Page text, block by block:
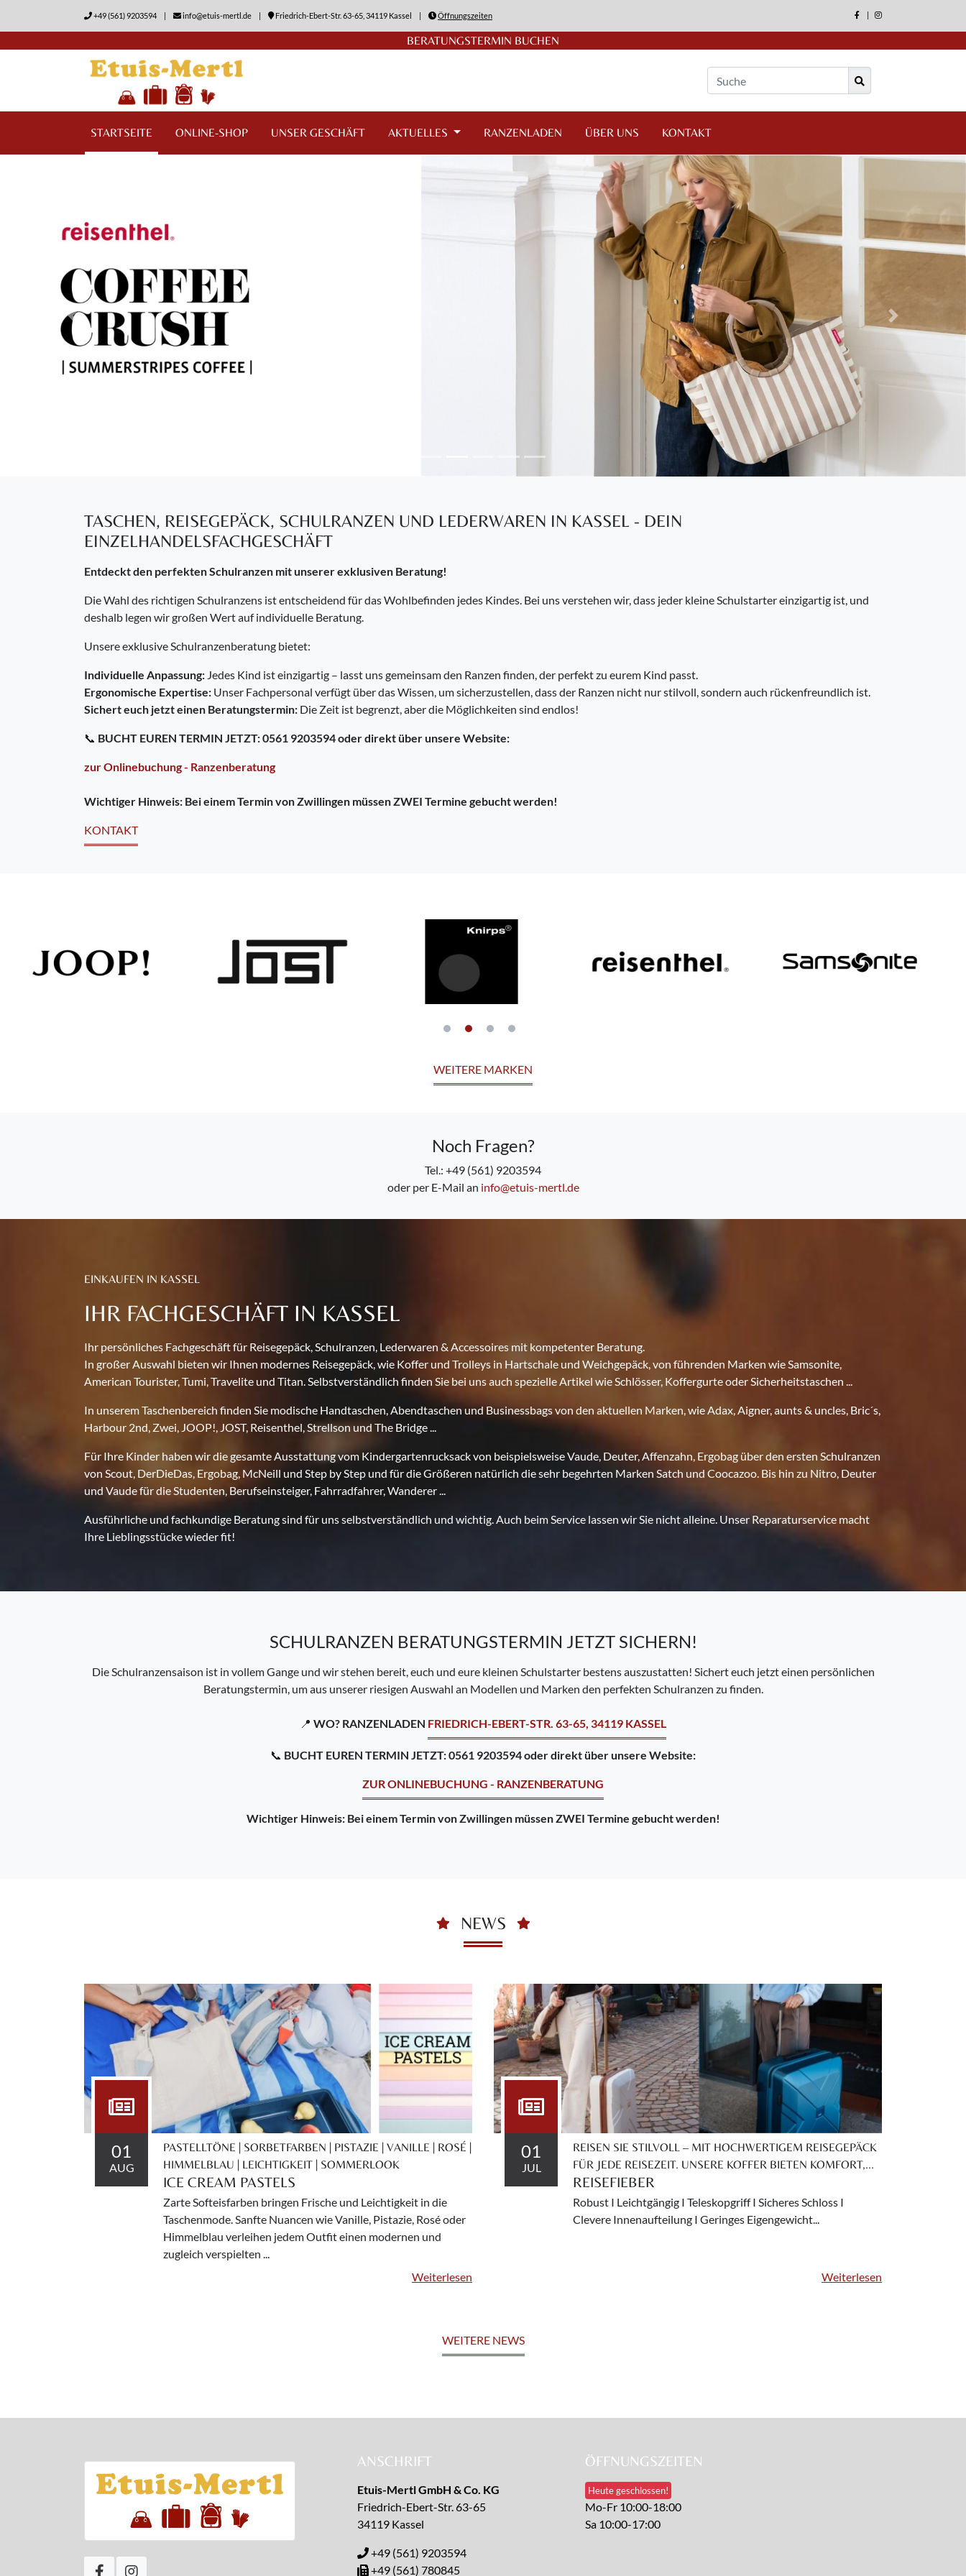
+49 (561) 9203594 | info@etuis-mertl.de | Friedrich-Ebert-Str. 63-65, 34119 Kassel | Öffnungszeiten |
BERATUNGSTERMIN BUCHEN
STARTSEITE ONLINE-SHOP UNSER GESCHÄFT AKTUELLES RANZENLADEN ÜBER UNS KONTAKT
Previous Next
TASCHEN, REISEGEPÄCK, SCHULRANZEN UND LEDERWAREN IN KASSEL - DEIN
EINZELHANDELSFACHGESCHÄFT
Entdeckt den perfekten Schulranzen mit unserer exklusiven Beratung!
Die Wahl des richtigen Schulranzens ist entscheidend für das Wohlbefinden jedes Kindes. Bei uns verstehen wir, dass jeder kleine Schulstarter einzigartig ist, und
deshalb legen wir großen Wert auf individuelle Beratung.
Unsere exklusive Schulranzenberatung bietet:
Individuelle Anpassung: Jedes Kind ist einzigartig – lasst uns gemeinsam den Ranzen finden, der perfekt zu eurem Kind passt.
Ergonomische Expertise: Unser Fachpersonal verfügt über das Wissen, um sicherzustellen, dass der Ranzen nicht nur stilvoll, sondern auch rückenfreundlich ist.
Sichert euch jetzt einen Beratungstermin: Die Zeit ist begrenzt, aber die Möglichkeiten sind endlos!
📞 BUCHT EUREN TERMIN JETZT: 0561 9203594 oder direkt über unsere Website:
zur Onlinebuchung - Ranzenberatung
Wichtiger Hinweis: Bei einem Termin von Zwillingen müssen ZWEI Termine gebucht werden!
KONTAKT
WEITERE MARKEN
Noch Fragen?
Tel.: +49 (561) 9203594
oder per E-Mail an info@etuis-mertl.de
EINKAUFEN IN KASSEL
IHR FACHGESCHÄFT IN KASSEL
Ihr persönliches Fachgeschäft für Reisegepäck, Schulranzen, Lederwaren & Accessoires mit kompetenter Beratung.
In großer Auswahl bieten wir Ihnen modernes Reisegepäck, wie Koffer und Trolleys in Hartschale und Weichgepäck, von führenden Marken wie Samsonite,
American Tourister, Tumi, Travelite und Titan. Selbstverständlich finden Sie bei uns auch spezielle Artikel wie Schlösser, Koffergurte oder Sicherheitstaschen ...
In unserem Taschenbereich finden Sie modische Handtaschen, Abendtaschen und Businessbags von den aktuellen Marken, wie Adax, Aigner, aunts & uncles, Bric´s,
Harbour 2nd, Zwei, JOOP!, JOST, Reisenthel, Strellson und The Bridge ...
Für Ihre Kinder haben wir die gesamte Ausstattung vom Kindergartenrucksack von beispielsweise Vaude, Deuter, Affenzahn, Ergobag über den ersten Schulranzen
von Scout, DerDieDas, Ergobag, McNeill und Step by Step und für die Größeren natürlich die sehr begehrten Marken Satch und Coocazoo. Bis hin zu Nitro, Deuter
und Vaude für die Studenten, Berufseinsteiger, Fahrradfahrer, Wanderer ...
Ausführliche und fachkundige Beratung sind für uns selbstverständlich und wichtig. Auch beim Service lassen wir Sie nicht alleine. Unser Reparaturservice macht
Ihre Lieblingsstücke wieder fit!
SCHULRANZEN BERATUNGSTERMIN JETZT SICHERN!
Die Schulranzensaison ist in vollem Gange und wir stehen bereit, euch und eure kleinen Schulstarter bestens auszustatten! Sichert euch jetzt einen persönlichen
Beratungstermin, um aus unserer riesigen Auswahl an Modellen und Marken den perfekten Schulranzen zu finden.
📍 WO? RANZENLADEN FRIEDRICH-EBERT-STR. 63-65, 34119 KASSEL
📞 BUCHT EUREN TERMIN JETZT: 0561 9203594 oder direkt über unsere Website:
ZUR ONLINEBUCHUNG - RANZENBERATUNG
Wichtiger Hinweis: Bei einem Termin von Zwillingen müssen ZWEI Termine gebucht werden!
NEWS
01
AUG
PASTELLTÖNE | SORBETFARBEN | PISTAZIE | VANILLE | ROSÉ |
HIMMELBLAU | LEICHTIGKEIT | SOMMERLOOK
ICE CREAM PASTELS
Zarte Softeisfarben bringen Frische und Leichtigkeit in die
Taschenmode. Sanfte Nuancen wie Vanille, Pistazie, Rosé oder
Himmelblau verleihen jedem Outfit einen modernen und
zugleich verspielten ...
Weiterlesen
01
JUL
REISEN SIE STILVOLL – MIT HOCHWERTIGEM REISEGEPÄCK
FÜR JEDE REISEZEIT. UNSERE KOFFER BIETEN KOMFORT,...
REISEFIEBER
Robust I Leichtgängig I Teleskopgriff I Sicheres Schloss I
Clevere Innenaufteilung I Geringes Eigengewicht...
Weiterlesen
WEITERE NEWS
ANSCHRIFT
Etuis-Mertl GmbH & Co. KG
Friedrich-Ebert-Str. 63-65
34119 Kassel
+49 (561) 9203594
+49 (561) 780845
ÖFFNUNGSZEITEN
Heute geschlossen!
Mo-Fr 10:00-18:00
Sa 10:00-17:00